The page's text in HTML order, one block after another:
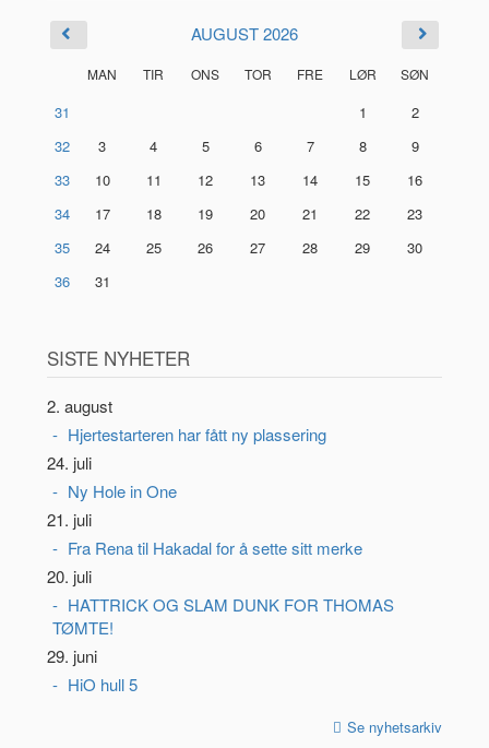
AUGUST 2026
MAN TIR ONS TOR FRE LØR SØN
31 1
2
32
3 4 5 6 7 8
9
33
10 11 12 13 14 15
16
34
17 18 19 20 21 22
23
35
24 25 26 27 28 29
30
36
31
SISTE NYHETER
2. august
Hjertestarteren har fått ny plassering
24. juli
Ny Hole in One
21. juli
Fra Rena til Hakadal for å sette sitt merke
20. juli
HATTRICK OG SLAM DUNK FOR THOMAS
TØMTE!
29. juni
HiO hull 5
Se nyhetsarkiv